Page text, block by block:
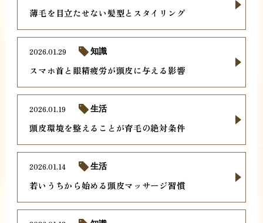
薄毛を目立たせない髪型とスタイリング
スマホ首と眼精疲労が頭皮に与える影響
2026.01.29 知識
頭皮環境を整えることが育毛の絶対条件
2026.01.19 生活
若いうちから始める頭皮マッサージ習慣
2026.01.14 生活